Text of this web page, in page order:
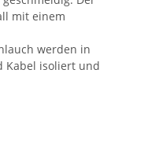
mit einem
werden in
Kabel isoliert und